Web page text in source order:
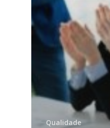
Qualidade